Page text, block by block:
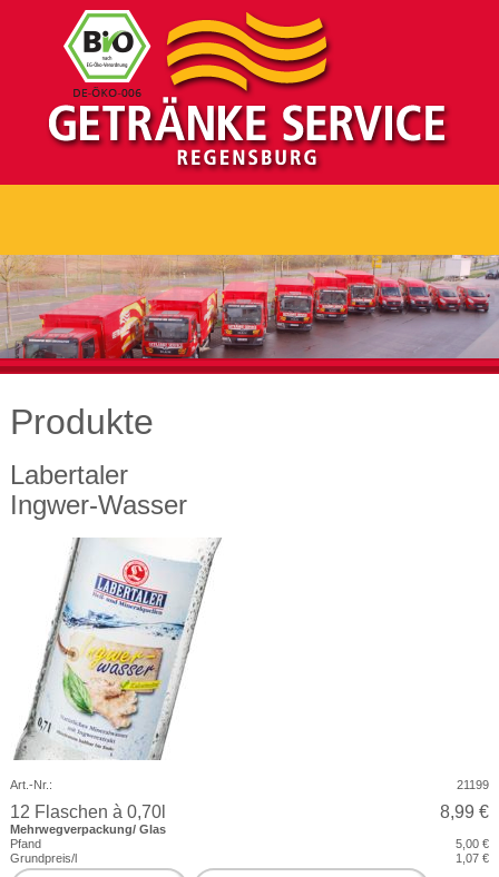
Produkte
Labertaler
Ingwer-Wasser
Art.-Nr.: 21199
12 Flaschen à 0,70l 8,99 €
Mehrwegverpackung/ Glas
Pfand
5,00 €
Grundpreis/l
1,07 €